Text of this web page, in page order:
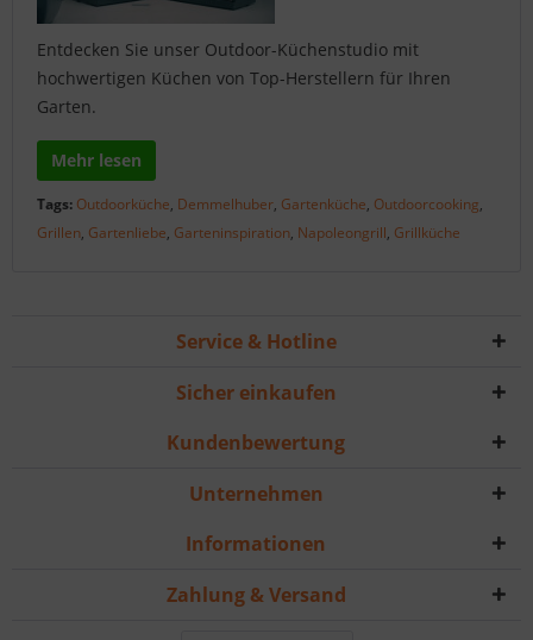
Entdecken Sie unser Outdoor-Küchenstudio mit
hochwertigen Küchen von Top-Herstellern für Ihren
Garten.
Mehr lesen
Tags: Outdoorküche, Demmelhuber, Gartenküche, Outdoorcooking,
Grillen, Gartenliebe, Garteninspiration, Napoleongrill, Grillküche
Service & Hotline
Sicher einkaufen
Kundenbewertung
Unternehmen
Informationen
Zahlung & Versand